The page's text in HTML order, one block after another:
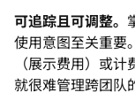
可追踪且可调整。
使用意图至关重要
（展示费用）或
就很难管理跨团队